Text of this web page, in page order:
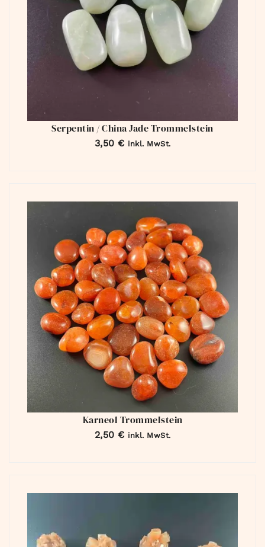
Serpentin / China Jade Trommelstein
3,50 € inkl. MwSt.
Karneol Trommelstein
2,50 € inkl. MwSt.